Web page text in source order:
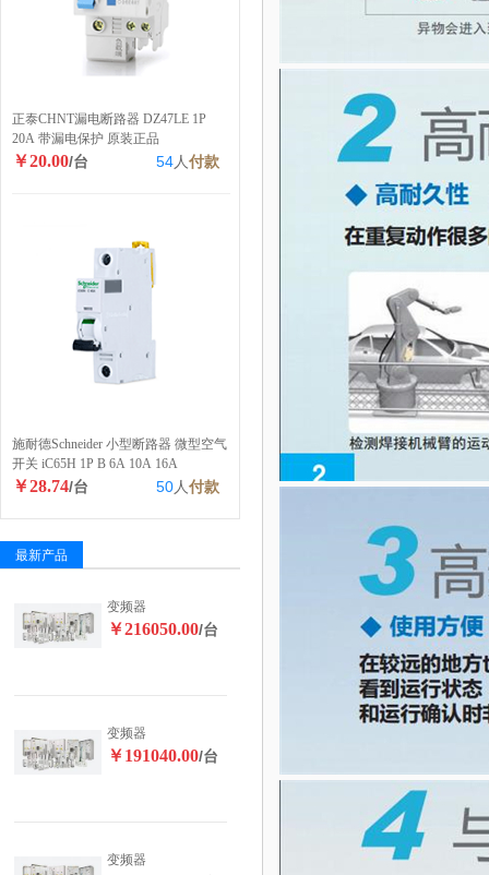
正泰CHNT漏电断路器 DZ47LE 1P
20A 带漏电保护 原装正品
￥20.00/台 54人付款
施耐德Schneider 小型断路器 微型空气
开关 iC65H 1P B 6A 10A 16A
￥28.74/台 50人付款
最新产品
变频器
￥216050.00/台
变频器
￥191040.00/台
变频器